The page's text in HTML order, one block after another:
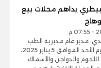
يداهم محلات بيع
مدير عام مديرية الطب
البيطري بسوهاج، اليوم الأحد الموافق 5 يناير 2025،
والدواجن والأسماك